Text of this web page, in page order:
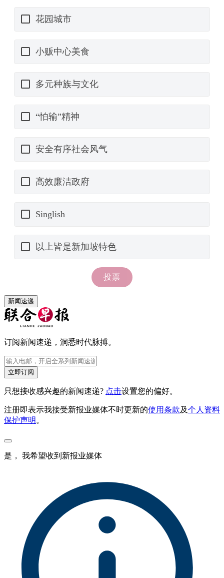
新闻速递
订阅新闻速递，洞悉时代脉搏。
立即订阅
只想接收感兴趣的新闻速递? 点击设置您的偏好。
注册即表示我接受新报业媒体不时更新的使用条款及个人资料
保护声明 。
是， 我希望收到新报业媒体